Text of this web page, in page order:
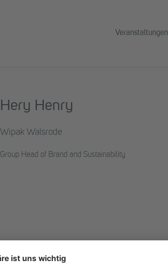
Veranstaltungen
Hery Henry
Wipak Walsrode
Group Head of Brand and Sustainability